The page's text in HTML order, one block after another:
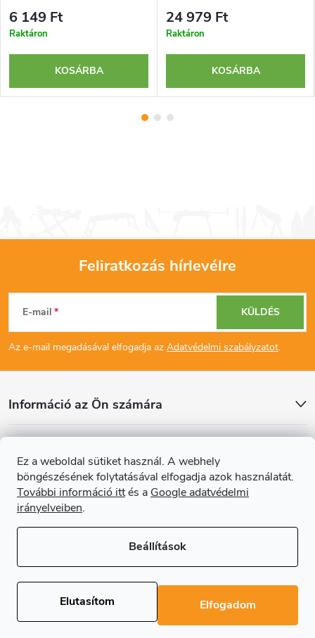
Ez a weboldal sütiket használ. A webhely
böngészésének folytatásával elfogadja azok használatát.
További információ ittés a Google adatvédelmi
irányelveiben.
Beállítások
Elutasítom Elfogadom
6 149 Ft
Raktáron
KOSÁRBA
24 979 Ft
Raktáron
KOSÁRBA
L
á
b
é
Feliratkozás hírlevélre
E-mail
Az e-mail megadásával elfogadja az Adatvédelmi szabályzatot.
KÜLDÉS
Információ az Ön számára
Online fizetési lehetőséget biztosítunk
Shoptet Premium készítette
Copyright 2026Regals.hu. Minden jog fenntartva.Süti beállítások
szerkesztése